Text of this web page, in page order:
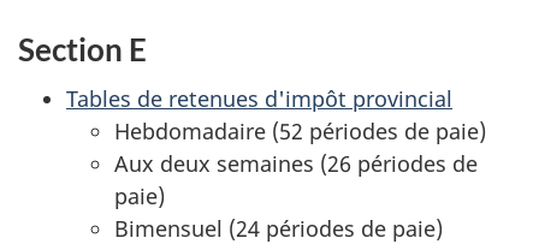
Section E
Tables de retenues d'impôt provincial
Hebdomadaire (52 périodes de paie)
Aux deux semaines (26 périodes de
paie)
Bimensuel (24 périodes de paie)